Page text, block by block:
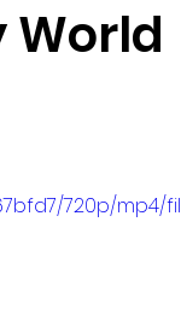
World
720p/mp4/fil